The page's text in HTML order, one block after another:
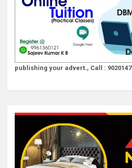
publishing your advert., Call :